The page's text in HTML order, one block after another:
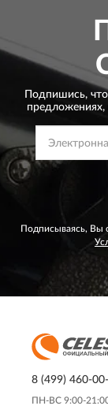
Подпишись,
предложениях,
Подписываясь, Вы
8 (499) 460-
ПН-ВС 9:00-